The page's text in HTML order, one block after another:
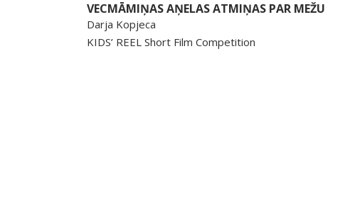
VECMĀMIŅAS AŅELAS ATMIŅAS PAR MEŽU
Darja Kopjeca
KIDS’ REEL Short Film Competition